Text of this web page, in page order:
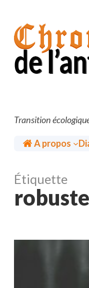
contenu
Transition
Accueil
A propos
Étiquette
robuste